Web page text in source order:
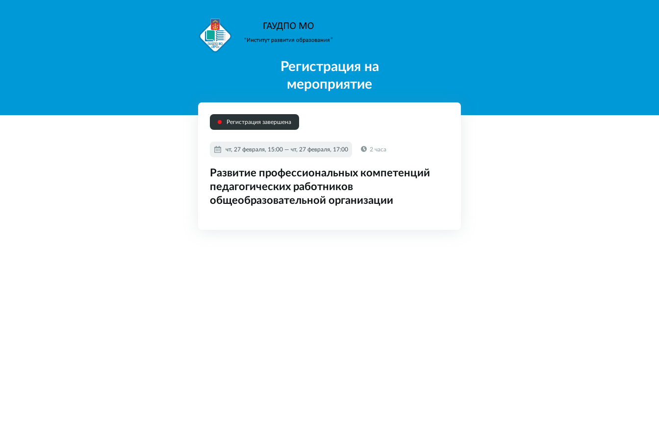
Регистрация на
мероприятие
Регистрация завершена
чт, 27 февраля, 15:00 — чт, 27 февраля, 17:00 2 часа
Развитие профессиональных компетенций
педагогических работников
общеобразовательной организации